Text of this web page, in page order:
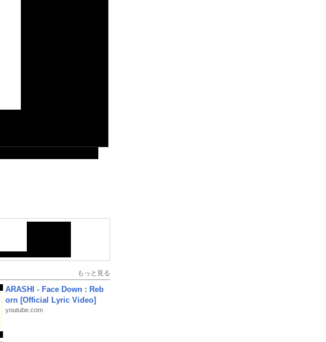
もっと見る
ARASHI - Face Down : Reb
orn [Official Lyric Video]
youtube.com